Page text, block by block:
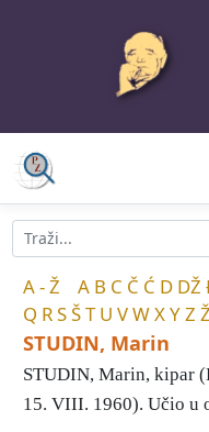
A - Ž A B C Č Ć D DŽ
Q RSŠT U VWXYZ Ž
STUDIN, Marin
STUDIN, Marin, kipar
15. VIII. 1960). Učio u